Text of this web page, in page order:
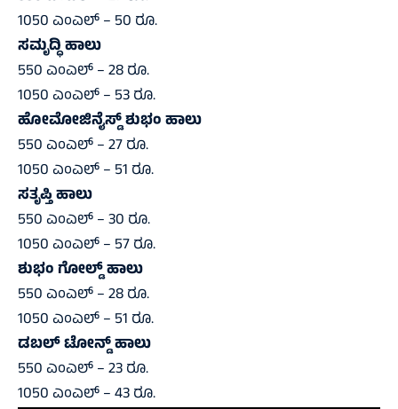
1050 ಎಂಎಲ್‌ – 50 ರೂ.
ಸಮೃದ್ಧಿ ಹಾಲು
550 ಎಂಎಲ್‌ – 28 ರೂ.
1050 ಎಂಎಲ್‌ – 53 ರೂ.
ಹೋಮೋಜಿನೈಸ್ಡ್‌ ಶುಭಂ ಹಾಲು
550 ಎಂಎಲ್‌ – 27 ರೂ.
1050 ಎಂಎಲ್‌ – 51 ರೂ.
ಸತೃಪ್ತಿ ಹಾಲು
550 ಎಂಎಲ್‌ – 30 ರೂ.
1050 ಎಂಎಲ್‌ – 57 ರೂ.
ಶುಭಂ ಗೋಲ್ಡ್‌ ಹಾಲು
550 ಎಂಎಲ್‌ – 28 ರೂ.
1050 ಎಂಎಲ್‌ – 51 ರೂ.
ಡಬಲ್‌ ಟೋನ್ಡ್‌ ಹಾಲು
550 ಎಂಎಲ್‌ – 23 ರೂ.
1050 ಎಂಎಲ್‌ – 43 ರೂ.